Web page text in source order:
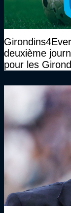
deuxième
pour les